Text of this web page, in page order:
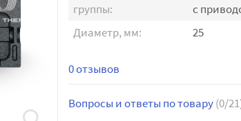
группы:
с
Диаметр, мм:
25
0 отзывов
Вопросы и ответы по товару(0/